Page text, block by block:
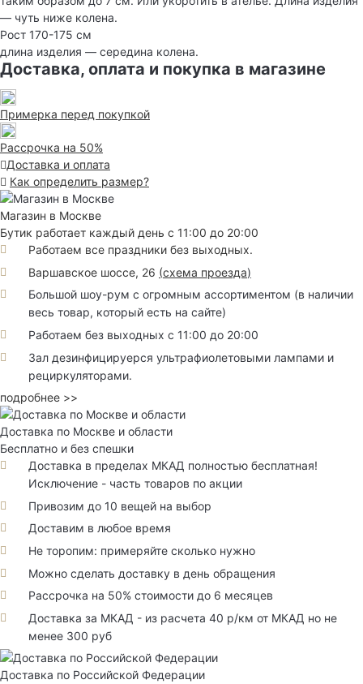
— чуть ниже колена.
Рост 170-175 см
длина изделия — середина колена.
Доставка, оплата и покупка в магазине
Примерка перед покупкой
Рассрочка на 50%
Доставка и оплата
Как определить размер?
Магазин в Москве
Бутик работает каждый день с 11:00 до 20:00
Работаем все праздники без выходных.
Варшавское шоссе, 26 (схема проезда)
Большой шоу-рум с огромным ассортиментом (в наличии
весь товар, который есть на сайте)
Работаем без выходных с 11:00 до 20:00
Зал дезинфицируерся ультрафиолетовыми лампами и
рециркуляторами.
подробнее >>
Доставка по Москве и области
Бесплатно и без спешки
Доставка в пределах МКАД полностью бесплатная!
Исключение - часть товаров по акции
Привозим до 10 вещей на выбор
Доставим в любое время
Не торопим: примеряйте сколько нужно
Можно сделать доставку в день обращения
Рассрочка на 50% стоимости до 6 месяцев
Доставка за МКАД - из расчета 40 р/км от МКАД но не
менее 300 руб
Доставка по Российской Федерации